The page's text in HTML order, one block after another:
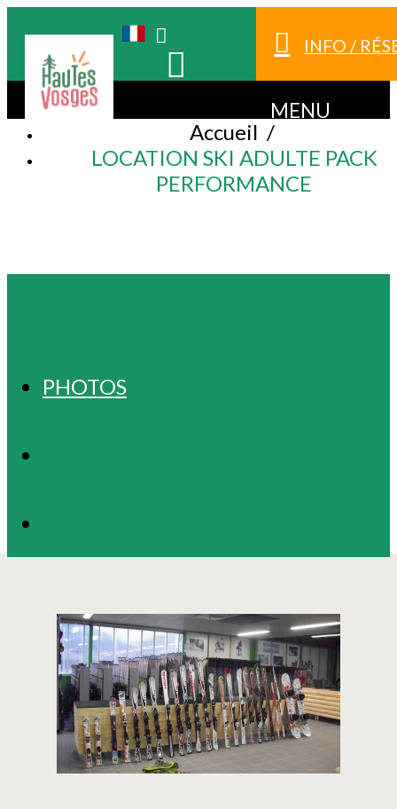
INFO /
MENU
Accueil /
LOCATION SKI ADULTE PACK
PERFORMANCE
PHOTOS